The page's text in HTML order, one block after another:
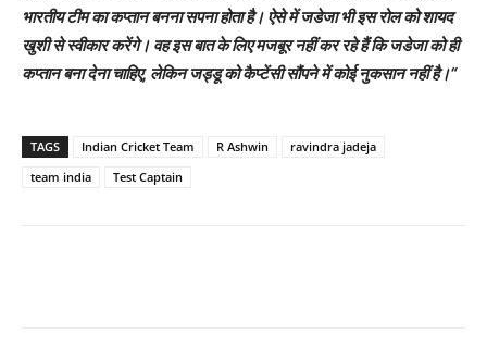
भारतीय टीम का कप्तान बनना सपना होता है। ऐसे में जडेजा भी इस रोल को शायद
खुशी से स्वीकार करेंगे। वह इस बात के लिए मजबूर नहीं कर रहे हैं कि जडेजा को ही
कप्तान बना देना चाहिए, लेकिन जड्डू को कैप्टेंसी सौंपने में कोई नुकसान नहीं है।“
TAGS Indian Cricket Team R Ashwin
ravindra jadeja
team india
Test Captain